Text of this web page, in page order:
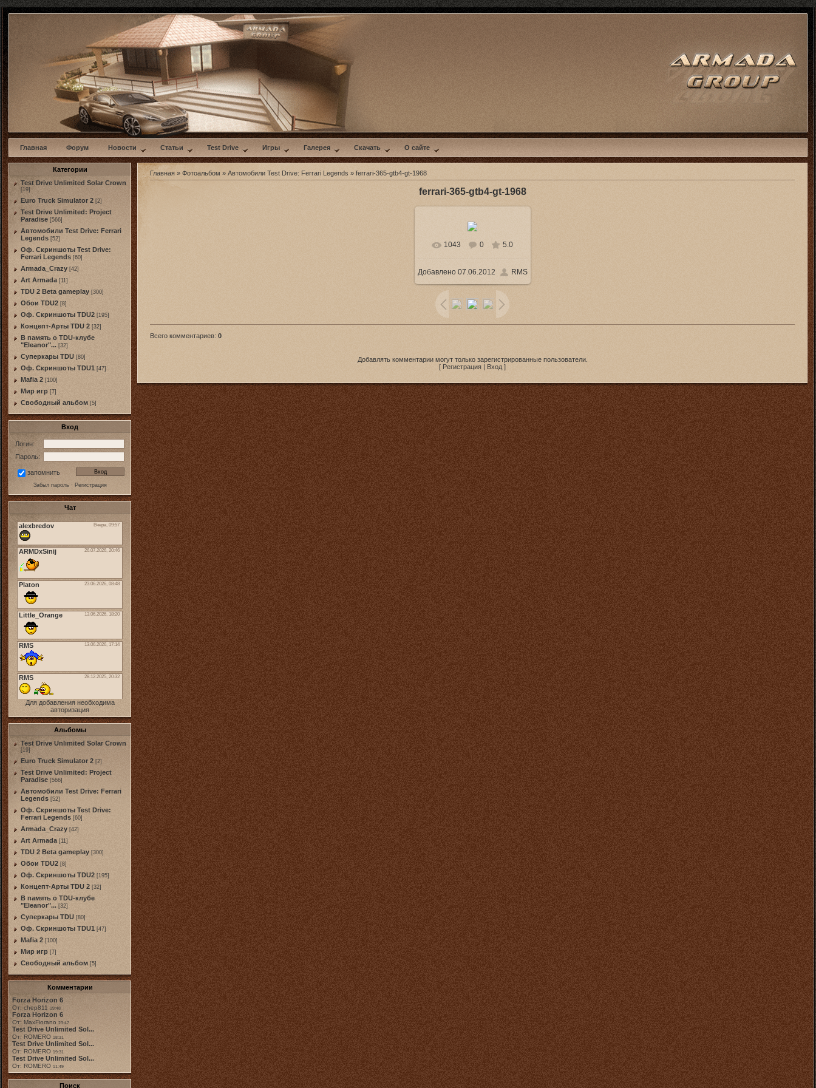
w
Главная Форум Новости Статьи Test Drive Игры Галерея Скачать О сайте
Категории
Test Drive Unlimited Solar Crown
[19]
Euro Truck Simulator 2 [2]
Test Drive Unlimited: Project
Paradise [566]
Автомобили Test Drive: Ferrari
Legends [52]
Оф. Скриншоты Test Drive:
Ferrari Legends [60]
Armada_Crazy [42]
Art Armada [11]
TDU 2 Beta gameplay [300]
Обои TDU2 [8]
Оф. Скриншоты TDU2 [195]
Концепт-Арты TDU 2 [32]
В память о TDU-клубе
"Eleanor"... [32]
Суперкары TDU [80]
Оф. Скриншоты TDU1 [47]
Mafia 2 [100]
Мир игр [7]
Свободный альбом [5]
Вход
Логин:
Пароль:
запомнить
Забыл пароль· Регистрация
Чат
Для добавления необходима
авторизация
Альбомы
Test Drive Unlimited Solar Crown
[19]
Euro Truck Simulator 2 [2]
Test Drive Unlimited: Project
Paradise [566]
Автомобили Test Drive: Ferrari
Legends [52]
Оф. Скриншоты Test Drive:
Ferrari Legends [60]
Armada_Crazy [42]
Art Armada [11]
TDU 2 Beta gameplay [300]
Обои TDU2 [8]
Оф. Скриншоты TDU2 [195]
Концепт-Арты TDU 2 [32]
В память о TDU-клубе
"Eleanor"... [32]
Суперкары TDU [80]
Оф. Скриншоты TDU1 [47]
Mafia 2 [100]
Мир игр [7]
Свободный альбом [5]
Комментарии
Forza Horizon 6
От: chep811 19:48
Forza Horizon 6
От: MaxFiorano 23:47
Test Drive Unlimited Sol...
От: ROMERO 18:31
Test Drive Unlimited Sol...
От: ROMERO 19:31
Test Drive Unlimited Sol...
От: ROMERO 11:49
Поиск
Главная » Фотоальбом » Автомобили Test Drive: Ferrari Legends » ferrari-365-gtb4-gt-1968
ferrari-365-gtb4-gt-1968
В реальном размере
1000x563/ 66.3Kb
1043 0 5.0
Добавлено07.06.2012 RMS
Всего комментариев: 0
Добавлять комментарии могут только зарегистрированные пользователи.
[ Регистрация | Вход ]